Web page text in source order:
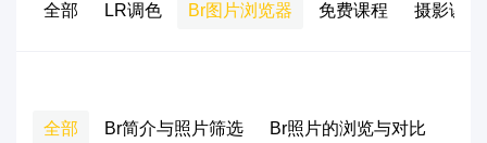
全部 LR调色 Br图片浏览器 免费课程 摄影课程
全部 Br简介与照片筛选 Br照片的浏览与对比